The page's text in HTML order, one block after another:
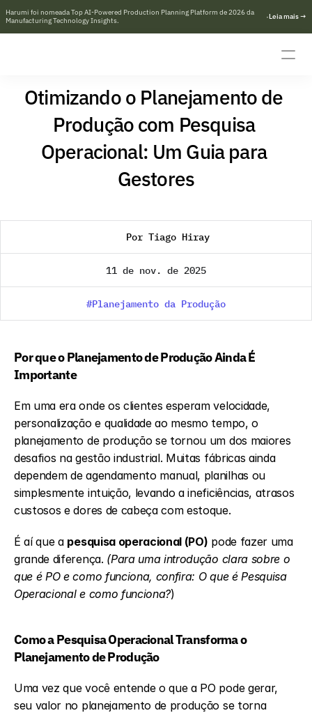
Otimizando o Planejamento de
Produção com Pesquisa
Operacional: Um Guia para
Gestores
Por Tiago Hiray
11 de nov. de 2025
#Planejamento da Produção
Por que o Planejamento de Produção Ainda É
Importante
Em uma era onde os clientes esperam velocidade,
personalização e qualidade ao mesmo tempo, o
planejamento de produção se tornou um dos maiores
desafios na gestão industrial. Muitas fábricas ainda
dependem de agendamento manual, planilhas ou
simplesmente intuição, levando a ineficiências, atrasos
custosos e dores de cabeça com estoque.
É aí que a pesquisa operacional (PO) pode fazer uma
grande diferença. (Para uma introdução clara sobre o
que é PO e como funciona, confira: O que é Pesquisa
Operacional e como funciona?)
Como a Pesquisa Operacional Transforma o
Planejamento de Produção
Uma vez que você entende o que a PO pode gerar,
seu valor no planejamento de produção se torna
Harumi foi nomeada Top AI-Powered Production Planning Platform de 2026 da
Manufacturing Technology Insights.
·Leiamais→